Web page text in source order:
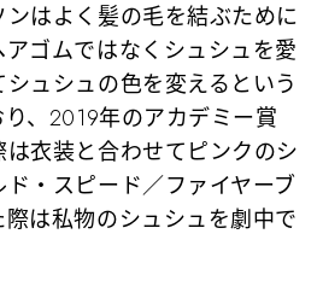
はよく髪の毛を結ぶために
ゴムではなくシュシュを愛
ュシュの色を変えるという
、2019年のアカデミー賞
衣装と合わせてピンクのシ
・スピード／ファイヤーブ
は私物のシュシュを劇中で